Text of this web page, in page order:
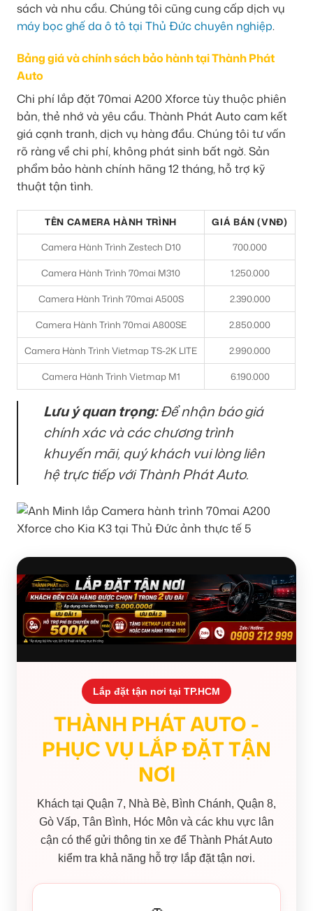
sách và nhu cầu. Chúng tôi cũng cung cấp dịch vụ
máy bọc ghế da ô tô tại Thủ Đức chuyên nghiệp.
Bảng giá và chính sách bảo hành tại Thành Phát
Auto
Chi phí lắp đặt 70mai A200 Xforce tùy thuộc phiên
bản, thẻ nhớ và yêu cầu. Thành Phát Auto cam kết
giá cạnh tranh, dịch vụ hàng đầu. Chúng tôi tư vấn
rõ ràng về chi phí, không phát sinh bất ngờ. Sản
phẩm bảo hành chính hãng 12 tháng, hỗ trợ kỹ
thuật tận tình.
TÊN CAMERA HÀNH TRÌNH
GIÁ BÁN (VNĐ)
Camera Hành Trình Zestech D10
700.000
Camera Hành Trình 70mai M310 1.250.000
Camera Hành Trình 70mai A500S 2.390.000
Camera Hành Trình 70mai A800SE 2.850.000
Camera Hành Trình Vietmap TS-2K LITE 2.990.000
Camera Hành Trình Vietmap M1 6.190.000
Lưu ý quan trọng:Để nhận báo giá
chính xác và các chương trình
khuyến mãi, quý khách vui lòng liên
hệ trực tiếp với Thành Phát Auto.
Lắp đặt tận nơi tại TP.HCM
THÀNH PHÁT AUTO -
PHỤC VỤ LẮP ĐẶT TẬN
NƠI
Khách tại Quận 7, Nhà Bè, Bình Chánh, Quận 8,
Gò Vấp, Tân Bình, Hóc Môn và các khu vực lân
cận có thể gửi thông tin xe để Thành Phát Auto
kiểm tra khả năng hỗ trợ lắp đặt tận nơi.